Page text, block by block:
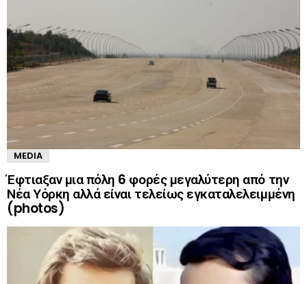
MEDIA
Έφτιαξαν μια πόλη 6 φορές μεγαλύτερη από την
Νέα Υόρκη αλλά είναι τελείως εγκαταλελειμμένη
(photos)